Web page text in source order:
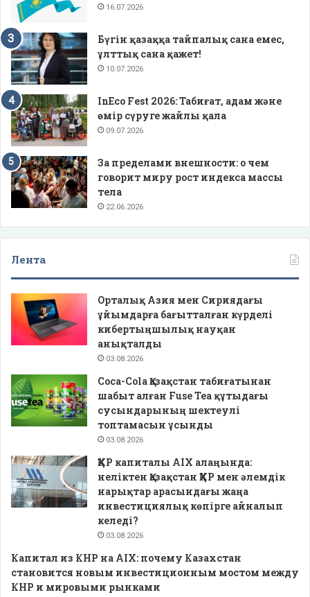
16.07.2026
Бүгін қазаққа тайпалық сана емес,
ұлттық сана қажет!
10.07.2026
InEco Fest 2026: Табиғат, адам және
өмір сүруге жайлы қала
09.07.2026
За пределами внешности: о чем
говорит миру рост индекса массы
тела
22.06.2026
Лента
Орталық Азия мен Сириядағы
ұйымдарға бағытталған күрделі
кибертыңшылық науқан
анықталды
03.08.2026
Coca-Cola Қазақстан табиғатынан
шабыт алған Fuse Tea құтыдағы
сусындарының шектеулі
топтамасын ұсынды
03.08.2026
ҚХР капиталы AIX алаңында:
неліктен Қазақстан ҚХР мен әлемдік
нарықтар арасындағы жаңа
инвестициялық көпірге айналып
келеді?
03.08.2026
Капитал из КНР на AIX: почему Казахстан
становится новым инвестиционным мостом между
КНР и мировыми рынками